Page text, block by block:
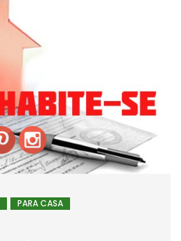
PARA CASA